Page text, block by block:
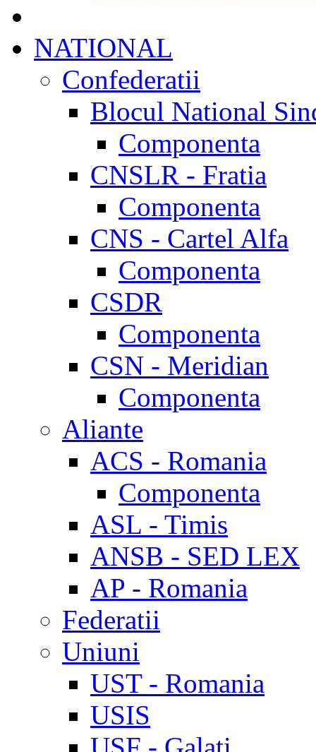
NATIONAL
Confederatii
Blocul National
Componenta
CNSLR - Fratia
Componenta
CNS - Cartel Alfa
Componenta
CSDR
Componenta
CSN - Meridian
Componenta
Aliante
ACS - Romania
Componenta
ASL - Timis
ANSB - SED LEX
AP - Romania
Federatii
Uniuni
UST - Romania
USIS